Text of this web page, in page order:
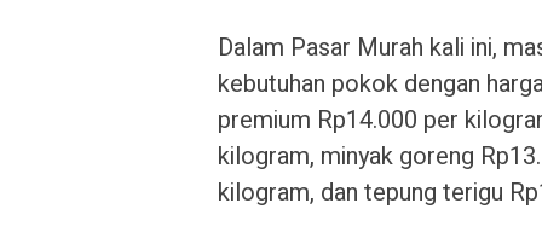
Dalam Pasar Murah kali ini,
kebutuhan pokok dengan
premium Rp14.000 per
kilogram, minyak goreng
kilogram, dan tepung terigu